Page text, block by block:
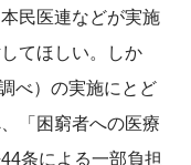
民医連などが実施
てほしい。しか
べ）の実施にとど
「困窮者への医療
条による一部負担